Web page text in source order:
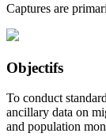
Captures are
Objectifs
To conduct
ancillary data on
and population